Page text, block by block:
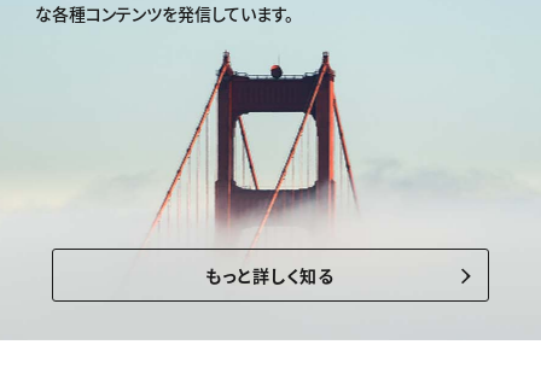
な各種コンテンツを発信しています。
もっと詳しく知る